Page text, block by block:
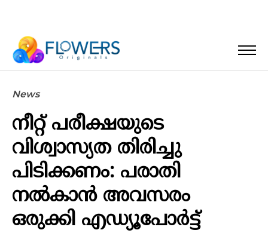
News
നീറ്റ് പരീക്ഷയുടെ
വിശ്വാസ്യത തിരിച്ചു
പിടിക്കണം: പരാതി
നല്‍കാന്‍ അവസരം
ഒരുക്കി എഡ്യൂപോര്‍ട്ട്